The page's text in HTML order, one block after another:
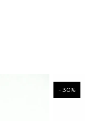
30